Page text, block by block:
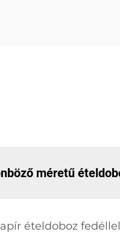
méretű
ételdoboz